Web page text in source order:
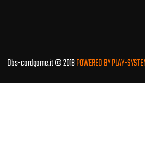
Dbs-cardgame.it © 2018POWERED BY PLAY-